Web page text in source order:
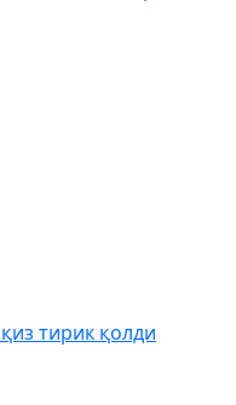
тирик қолди